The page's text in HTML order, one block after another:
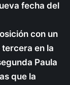
fecha del
con un
en la
Paula
que la